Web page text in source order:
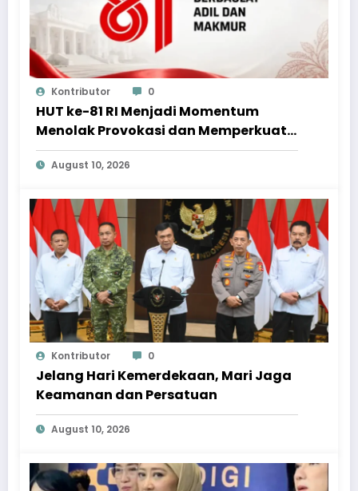
Kontributor 0
HUT ke-81 RI Menjadi Momentum
Menolak Provokasi dan Memperkuat
Persatuan
August 10, 2026
Kontributor 0
Jelang Hari Kemerdekaan, Mari Jaga
Keamanan dan Persatuan
August 10, 2026